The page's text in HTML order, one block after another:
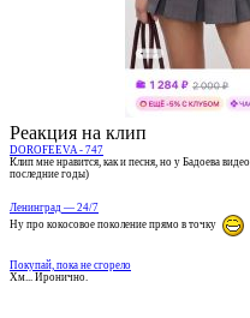
Реакция на клип
DOROFEEVA - 747
Клип мне нравится, как и песня, но у Бадоева
последние годы)
Ленинград — 24/7
Ну про кокосовое поколение прямо в точку
Покупай, пока не сгорело
Хм... Иронично.